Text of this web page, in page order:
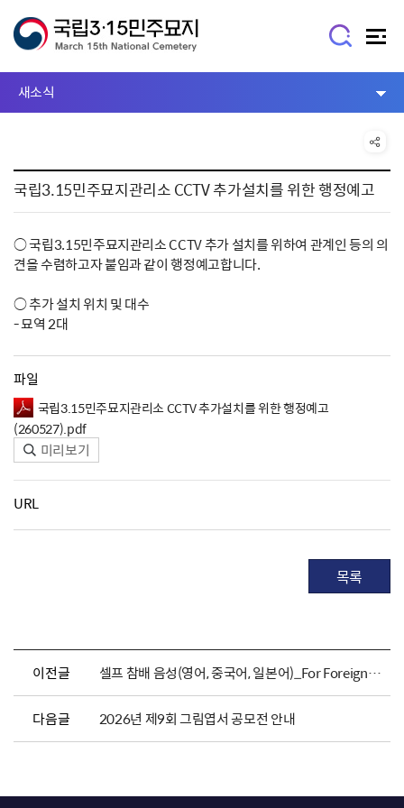
새소식
국립3.15민주묘지관리소 CCTV 추가설치를 위한 행정예고
○ 국립3.15민주묘지관리소 CCTV 추가 설치를 위하여 관계인 등의 의
견을 수렴하고자 붙임과 같이 행정예고합니다.
○ 추가 설치 위치 및 대수
- 묘역 2대
파일
국립3.15민주묘지관리소 CCTV 추가설치를 위한 행정예고
(260527).pdf
미리보기
URL
목록
이전글 셀프 참배 음성(영어, 중국어, 일본어)_For Foreigners
다음글 2026년 제9회 그림엽서 공모전 안내